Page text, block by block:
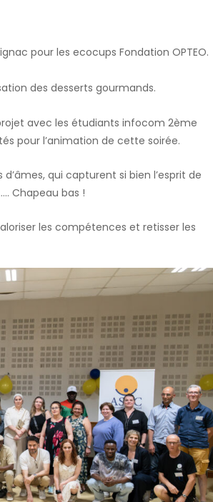
pour les ecocups Fondation OPTEO.
des desserts gourmands.
avec les étudiants infocom 2ème
pour l’animation de cette soirée.
d’âmes, qui capturent si bien l’esprit de
Chapeau bas !
les compétences et retisser les